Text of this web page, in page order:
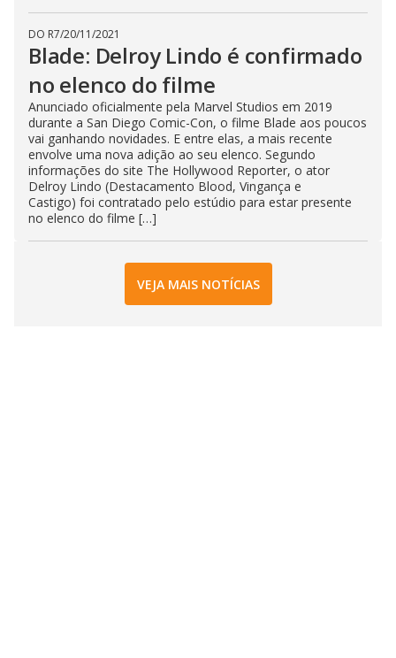
DO R7/20/11/2021
Blade: Delroy Lindo é confirmado
no elenco do filme
Anunciado oficialmente pela Marvel Studios em 2019
durante a San Diego Comic-Con, o filme Blade aos poucos
vai ganhando novidades. E entre elas, a mais recente
envolve uma nova adição ao seu elenco. Segundo
informações do site The Hollywood Reporter, o ator
Delroy Lindo (Destacamento Blood, Vingança e
Castigo) foi contratado pelo estúdio para estar presente
no elenco do filme […]
VEJA MAIS NOTÍCIAS